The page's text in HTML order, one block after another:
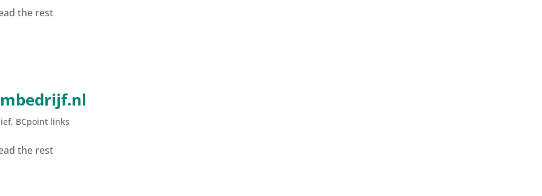
the rest
, BCpoint links
the rest